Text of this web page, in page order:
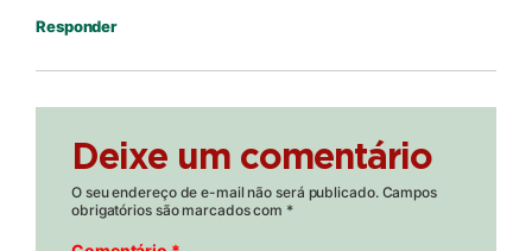
Responder
Deixe um comentário
O seu endereço de e-mail não será publicado. Campos
obrigatórios são marcados com *